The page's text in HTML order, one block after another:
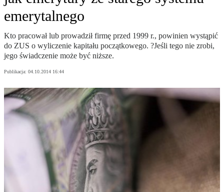
emerytalnego
Kto pracował lub prowadził firmę przed 1999 r., powinien wystąpić
do ZUS o wyliczenie kapitału początkowego. ?Jeśli tego nie zrobi,
jego świadczenie może być niższe.
Publikacja: 04.10.2014 16:44